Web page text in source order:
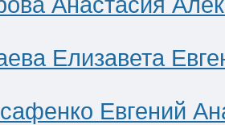
Елизавета
Евгений